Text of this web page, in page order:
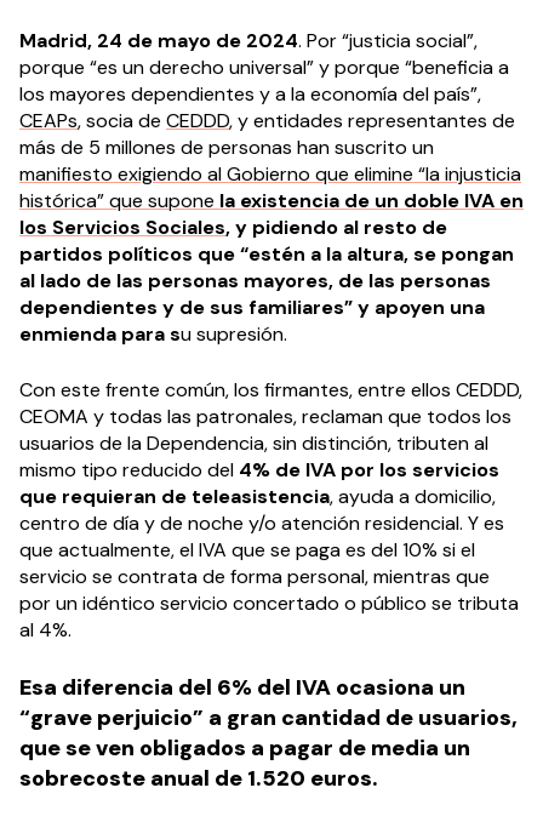
Madrid, 24 de mayo de 2024. Por “justicia social”,
porque “es un derecho universal” y porque “beneficia a
los mayores dependientes y a la economía del país”,
CEAPs, socia de CEDDD, y entidades representantes de
más de 5 millones de personas han suscrito un
manifiesto exigiendo al Gobierno que elimine “la injusticia
histórica” que supone la existencia de un doble IVA en
los Servicios Sociales, y pidiendo al resto de
partidos políticos que “estén a la altura, se pongan
al lado de las personas mayores, de las personas
dependientes y de sus familiares” y apoyen una
enmienda para su supresión.
Con este frente común, los firmantes, entre ellos CEDDD,
CEOMA y todas las patronales, reclaman que todos los
usuarios de la Dependencia, sin distinción, tributen al
mismo tipo reducido del 4% de IVA por los servicios
que requieran de teleasistencia, ayuda a domicilio,
centro de día y de noche y/o atención residencial. Y es
que actualmente, el IVA que se paga es del 10% si el
servicio se contrata de forma personal, mientras que
por un idéntico servicio concertado o público se tributa
al 4%.
Esa diferencia del 6% del IVA ocasiona un
“grave perjuicio” a gran cantidad de usuarios,
que se ven obligados a pagar de media un
sobrecoste anual de 1.520 euros.